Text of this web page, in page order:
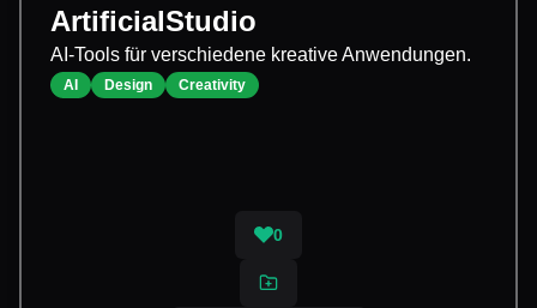
ArtificialStudio
AI-Tools für verschiedene kreative Anwendungen.
AI Design Creativity
0